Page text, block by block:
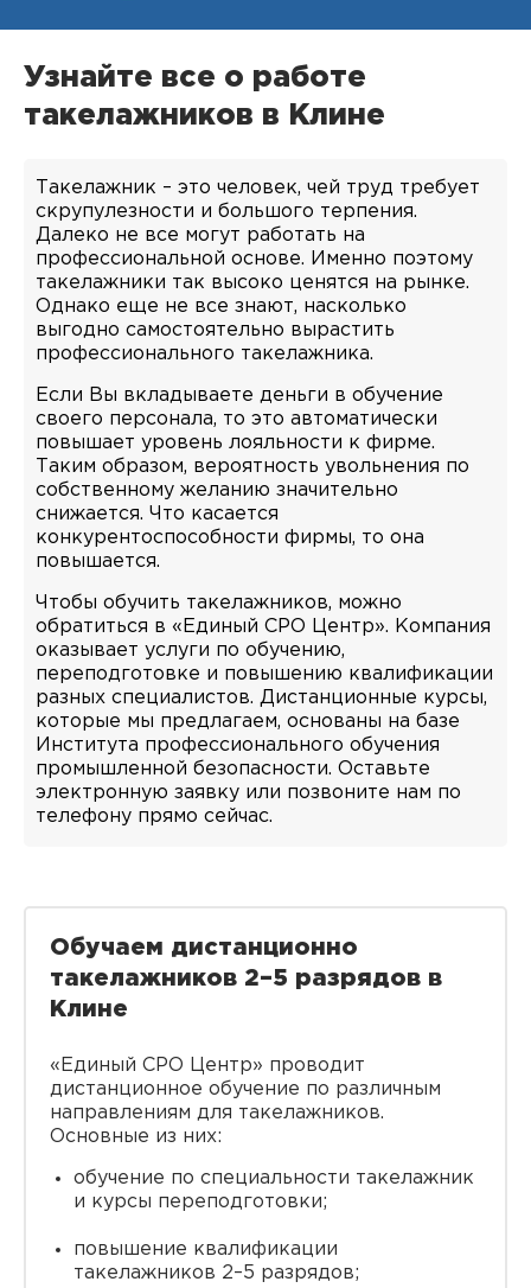
Узнайте все о работе
такелажников в Клине
Такелажник – это человек, чей труд требует
скрупулезности и большого терпения.
Далеко не все могут работать на
профессиональной основе. Именно поэтому
такелажники так высоко ценятся на рынке.
Однако еще не все знают, насколько
выгодно самостоятельно вырастить
профессионального такелажника.
Если Вы вкладываете деньги в обучение
своего персонала, то это автоматически
повышает уровень лояльности к фирме.
Таким образом, вероятность увольнения по
собственному желанию значительно
снижается. Что касается
конкурентоспособности фирмы, то она
повышается.
Чтобы обучить такелажников, можно
обратиться в «Единый СРО Центр». Компания
оказывает услуги по обучению,
переподготовке и повышению квалификации
разных специалистов. Дистанционные курсы,
которые мы предлагаем, основаны на базе
Института профессионального обучения
промышленной безопасности. Оставьте
электронную заявку или позвоните нам по
телефону прямо сейчас.
Обучаем дистанционно
такелажников 2–5 разрядов в
Клине
«Единый СРО Центр» проводит
дистанционное обучение по различным
направлениям для такелажников.
Основные из них:
обучение по специальности такелажник
и курсы переподготовки;
повышение квалификации
такелажников 2–5 разрядов;